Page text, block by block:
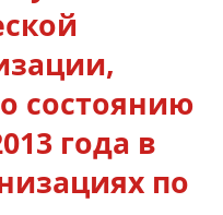
состоянию
года в
по